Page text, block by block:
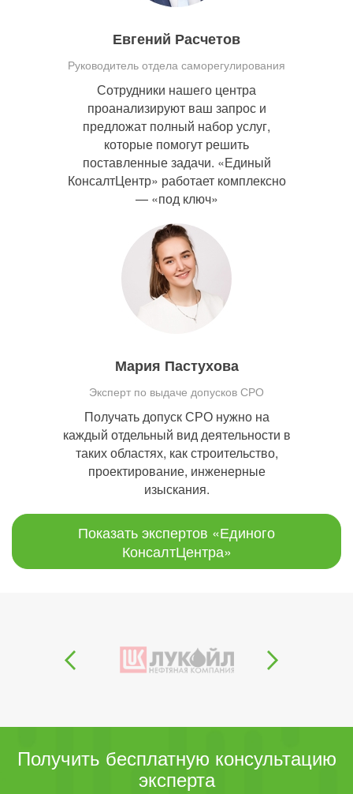
Евгений Расчетов
Руководитель отдела саморегулирования
Сотрудники нашего центра
проанализируют ваш запрос и
предложат полный набор услуг,
которые помогут решить
поставленные задачи. «Единый
КонсалтЦентр» работает комплексно
— «под ключ»
Мария Пастухова
Эксперт по выдаче допусков СРО
Получать допуск СРО нужно на
каждый отдельный вид деятельности в
таких областях, как строительство,
проектирование, инженерные
изыскания.
Показать экспертов «Единого
КонсалтЦентра»
Получить бесплатную консультацию
эксперта